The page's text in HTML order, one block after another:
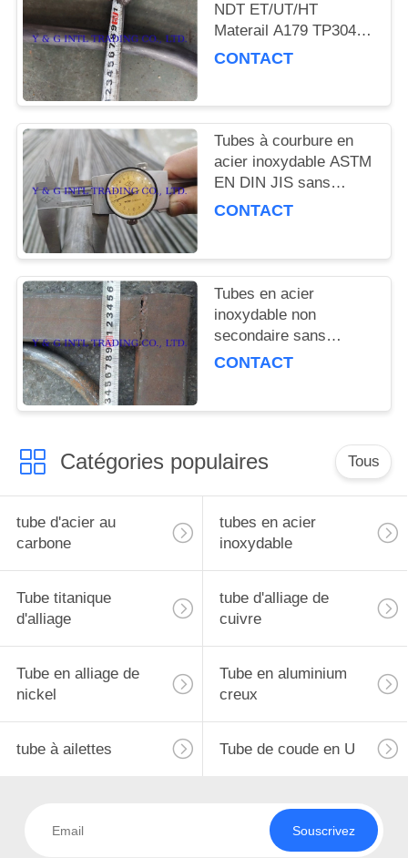
NDT ET/UT/HT
Materail A179 TP304L
pour les applications
CONTACT
Tubes à courbure en
acier inoxydable ASTM
EN DIN JIS sans
soudure
CONTACT
Tubes en acier
inoxydable non
secondaire sans
soudure en U-Bend
CONTACT
Catégories populaires Tous
tube d'acier au
carbone
tubes en acier
inoxydable
Tube titanique
d'alliage
tube d'alliage de
cuivre
Tube en alliage de
nickel
Tube en aluminium
creux
tube à ailettes Tube de coude en U
Souscrivez